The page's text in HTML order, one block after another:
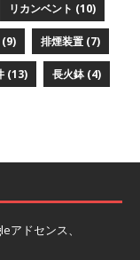
リカンベント (10)
(9) 排煙装置 (7)
(13) 長火鉢 (4)
アドセンス、